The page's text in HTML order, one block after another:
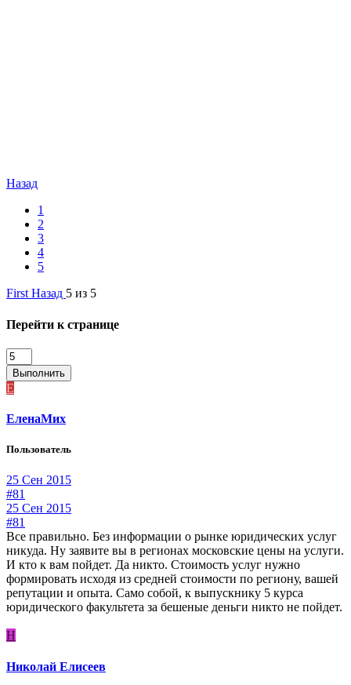
Назад
1
2
3
4
5
First Назад 5 из 5
Перейти к странице
Выполнить
Е
ЕленаМих
Пользователь
25 Сен 2015
#81
25 Сен 2015
#81
Все правильно. Без информации о рынке юридических услуг
никуда. Ну заявите вы в регионах московские цены на услуги.
И кто к вам пойдет. Да никто. Стоимость услуг нужно
формировать исходя из средней стоимости по региону, вашей
репутации и опыта. Само собой, к выпускнику 5 курса
юридического факультета за бешеные деньги никто не пойдет.
Н
Николай Елисеев